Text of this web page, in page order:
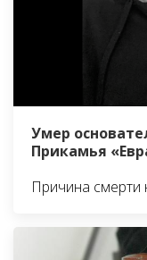
Умер
Прикамья
Причина смерти